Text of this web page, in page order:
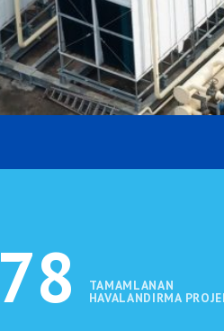
78 TAMAMLANAN
HAVALANDIRMA